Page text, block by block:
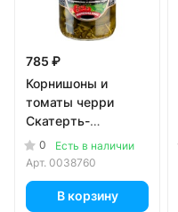
785 ₽
Корнишоны и
томаты черри
Скатерть-
Самобранка
маринованные
0
Есть в наличии
Арт. 0038760
В корзину